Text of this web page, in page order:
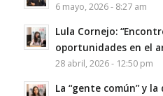
6 mayo, 2026 - 8:27 am
Lula Cornejo:
oportunidades en el
28 abril, 2026 - 12:50 pm
La “gente común” y